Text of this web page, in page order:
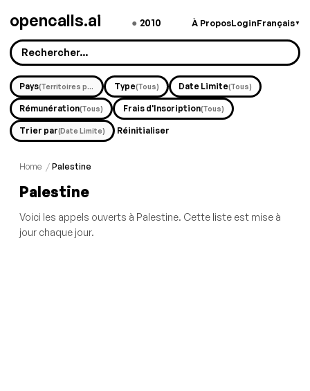
opencalls.ai ● 2010 À ProposLoginFrançais▼
Pays (Territoires palestiniens) Type(Tous) Date Limite(Tous)
Rémunération(Tous) Frais d'Inscription(Tous)
Trier par(Date Limite) Réinitialiser
Home / Palestine
Palestine
Voici les appels ouverts à Palestine. Cette liste est mise à
jour chaque jour.